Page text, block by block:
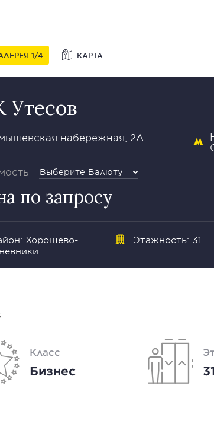
1 4 КАРТА
набережная, 2А
Выберите Валюту
по запросу
Хорошёво-
Этажность: 31
Класс
Бизнес 31